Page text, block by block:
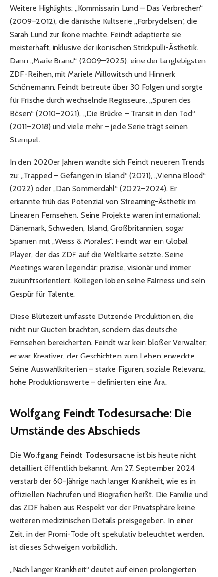
Weitere Highlights: „Kommissarin Lund – Das Verbrechen“
(2009–2012), die dänische Kultserie „Forbrydelsen“, die
Sarah Lund zur Ikone machte. Feindt adaptierte sie
meisterhaft, inklusive der ikonischen Strickpulli-Ästhetik.
Dann „Marie Brand“ (2009–2025), eine der langlebigsten
ZDF-Reihen, mit Mariele Millowitsch und Hinnerk
Schönemann. Feindt betreute über 30 Folgen und sorgte
für Frische durch wechselnde Regisseure. „Spuren des
Bösen“ (2010–2021), „Die Brücke – Transit in den Tod“
(2011–2018) und viele mehr – jede Serie trägt seinen
Stempel.
In den 2020er Jahren wandte sich Feindt neueren Trends
zu: „Trapped – Gefangen in Island“ (2021), „Vienna Blood“
(2022) oder „Dan Sommerdahl“ (2022–2024). Er
erkannte früh das Potenzial von Streaming-Ästhetik im
Linearen Fernsehen. Seine Projekte waren international:
Dänemark, Schweden, Island, Großbritannien, sogar
Spanien mit „Weiss & Morales“. Feindt war ein Global
Player, der das ZDF auf die Weltkarte setzte. Seine
Meetings waren legendär: präzise, visionär und immer
zukunftsorientiert. Kollegen loben seine Fairness und sein
Gespür für Talente.
Diese Blütezeit umfasste Dutzende Produktionen, die
nicht nur Quoten brachten, sondern das deutsche
Fernsehen bereicherten. Feindt war kein bloßer Verwalter;
er war Kreativer, der Geschichten zum Leben erweckte.
Seine Auswahlkriterien – starke Figuren, soziale Relevanz,
hohe Produktionswerte – definierten eine Ära.
Wolfgang Feindt Todesursache: Die
Umstände des Abschieds
DieWolfgang Feindt Todesursache ist bis heute nicht
detailliert öffentlich bekannt. Am 27. September 2024
verstarb der 60-Jährige nach langer Krankheit, wie es in
offiziellen Nachrufen und Biografien heißt. Die Familie und
das ZDF haben aus Respekt vor der Privatsphäre keine
weiteren medizinischen Details preisgegeben. In einer
Zeit, in der Promi-Tode oft spekulativ beleuchtet werden,
ist dieses Schweigen vorbildlich.
„Nach langer Krankheit“ deutet auf einen prolongierten